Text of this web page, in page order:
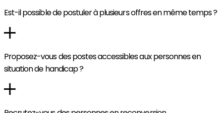
Est-il possible de postuler à plusieurs offres en même temps ?
Proposez-vous des postes accessibles aux personnes en
situation de handicap ?